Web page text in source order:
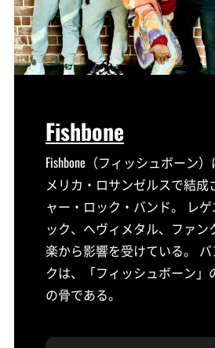
Fishbone
Fishbone（フィッシュボーン
メリカ・ロサンゼルスで結成
ャー・ロック・バンド。 レ
ック、ヘヴィメタル、ファン
楽から影響を受けている。
クは、「フィッシュボーン」
の骨である。